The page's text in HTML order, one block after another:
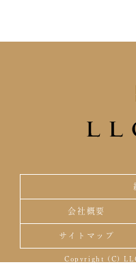
会社概要
サイトマップ
Copyright (C)